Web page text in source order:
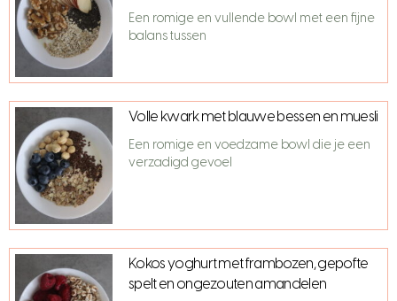
Een romige en vullende bowl met een fijne
balans tussen
Volle kwark met blauwe bessen en muesli
Een romige en voedzame bowl die je een
verzadigd gevoel
Kokos yoghurt met frambozen, gepofte
spelt en ongezouten amandelen